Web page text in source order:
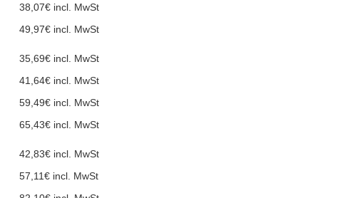
38,07€ incl. MwSt
49,97€ incl. MwSt
35,69€ incl. MwSt
41,64€ incl. MwSt
59,49€ incl. MwSt
65,43€ incl. MwSt
42,83€ incl. MwSt
57,11€ incl. MwSt